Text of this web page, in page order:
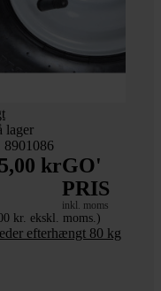
lager
8901086
krGO'
PRIS
inkl. moms
kr. ekskl. moms.)
efterhængt 80 kg